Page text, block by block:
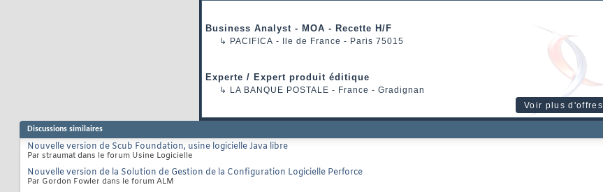
Business Analyst - MOA - Recette H/F
↳ PACIFICA - Ile de France - Paris 75015
Experte / Expert produit éditique
↳ LA BANQUE POSTALE - France - Gradignan
Voir plus d'offres
Discussions similaires
Nouvelle version de Scub Foundation, usine logicielle Java libre
Par straumat dans le forum Usine Logicielle
Nouvelle version de la Solution de Gestion de la Configuration Logicielle Perforce
Par Gordon Fowler dans le forum ALM